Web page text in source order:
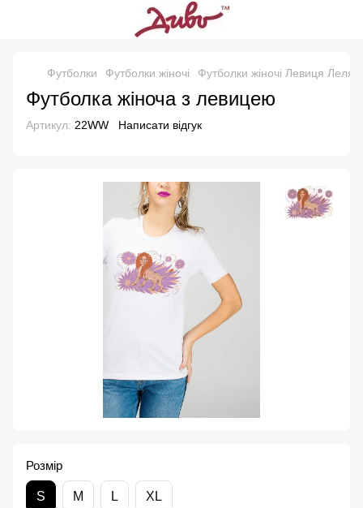
Футболки Футболки жіночі Футболки жіночі Левиця Леля
Футболка жіноча з левицею
Артикул: 22WW Написати відгук
Розмір
S M L XL